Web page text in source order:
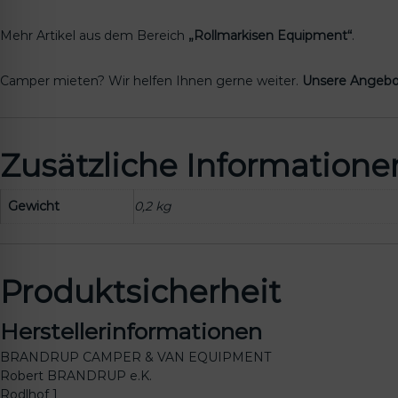
Mehr Artikel aus dem Bereich „Rollmarkisen Equipment“.
Camper mieten? Wir helfen Ihnen gerne weiter. Unsere
Zusätzliche
Gewicht 0,2 kg
Produktsicherheit
Herstellerinformationen
BRANDRUP CAMPER & VAN EQUIPMENT
Robert BRANDRUP e.K.
Rodlhof 1